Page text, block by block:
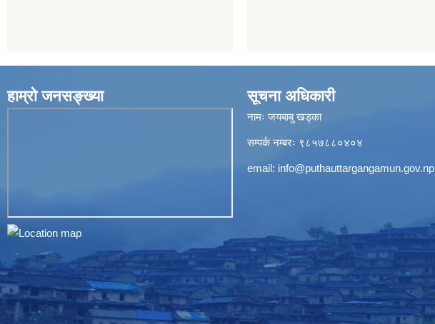
हाम्रो जनसङ्ख्या सूचना अधिकारी
नामः जयबाबु खड्का
सम्पर्क नम्बरः ९८५७८८०४०४
email: info@puthauttargangamun.gov.np